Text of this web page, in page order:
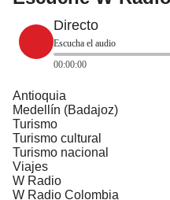
Directo
Escucha el audio
00:00:00
Antioquia
Medellín (Badajoz)
Turismo
Turismo cultural
Turismo nacional
Viajes
W Radio
W Radio Colombia